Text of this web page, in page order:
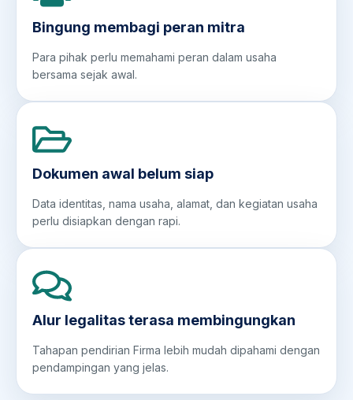
Bingung membagi peran mitra
Para pihak perlu memahami peran dalam usaha
bersama sejak awal.
Dokumen awal belum siap
Data identitas, nama usaha, alamat, dan kegiatan usaha
perlu disiapkan dengan rapi.
Alur legalitas terasa membingungkan
Tahapan pendirian Firma lebih mudah dipahami dengan
pendampingan yang jelas.